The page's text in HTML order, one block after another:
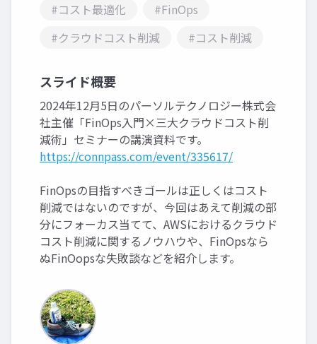
#コスト最適化
#FinOps
#クラウドコスト削減
#コスト削減
スライド概要
2024年12月5日のパーソルテクノロジー株式会
社主催「FinOps入門×三大クラウドコスト削
減術」セミナーの講演資料です。
https://connpass.com/event/335617/
FinOpsの目指すべきゴールは正しくはコスト
削減ではないのですが、今回はあえて削減の部
分にフォーカス当てて、AWSにおけるクラウド
コスト削減に関するノウハウや、FinOpsなら
ぬFinOopsな失敗談などを紹介します。